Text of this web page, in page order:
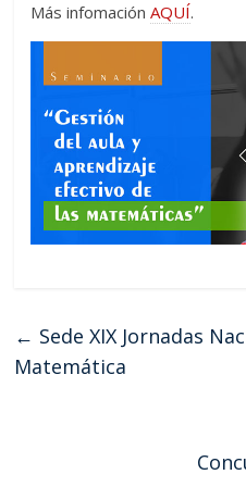
Más infomaciónAQUÍ.
← Sede XIX Jornadas
Matemática